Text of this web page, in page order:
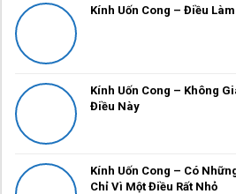
Kính Uốn Cong – Điều
Kính Uốn Cong – Không
Điều Này
Kính Uốn Cong – Có
Chỉ Vì Một Điều Rất Nhỏ